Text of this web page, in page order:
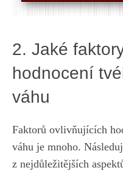
2. Jaké
hodnocení
váhu
Faktorů ovlivňujících
váhu je mnoho.
z nejdůležitějších⁤